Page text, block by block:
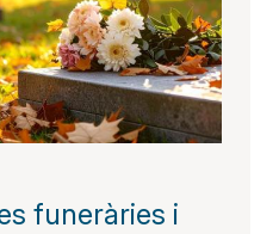
funeràries i